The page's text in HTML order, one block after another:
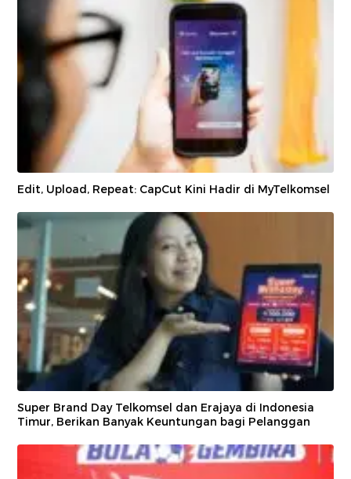
Edit, Upload, Repeat: CapCut Kini Hadir di MyTelkomsel
Super Brand Day Telkomsel dan Erajaya di Indonesia
Timur, Berikan Banyak Keuntungan bagi Pelanggan